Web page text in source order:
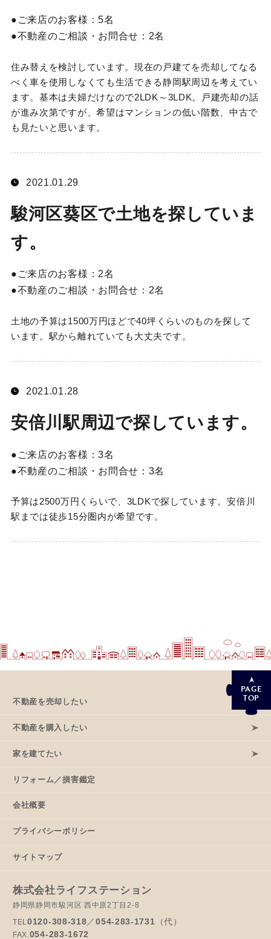
ご来店のお客様：5名
不動産のご相談・お問合せ： 2名
住み替えを検討しています。現在の戸建てを売却してなる
べく車を使用しなくても生活できる静岡駅周辺を考えてい
ます。基本は夫婦だけなので2LDK～3LDK。戸建売却の話
が進み次第ですが、希望はマンションの低い階数、中古で
も見たいと思います。
2021.01.29
駿河区葵区で土地を探していま
す。
ご来店のお客様： 2名
不動産のご相談・お問合せ： 2名
土地の予算は1500万円ほどで40坪くらいのものを探して
います。駅から離れていても大丈夫です。
2021.01.28
安倍川駅周辺で探しています。
ご来店のお客様：3名
不動産のご相談・お問合せ： 3名
予算は2500万円くらいで、3LDKで探しています。安倍川
駅までは徒歩15分圏内が希望です。
PAGE
TOP
不動産を売却したい
不動産を購入したい
家を建てたい
リフォーム／損害鑑定
会社概要
プライバシーポリシー
サイトマップ
株式会社ライフステーション
静岡県静岡市駿河区 西中原2丁目2-8
TEL0120-308-318／054-283-1731 （代）
FAX.054-283-1672